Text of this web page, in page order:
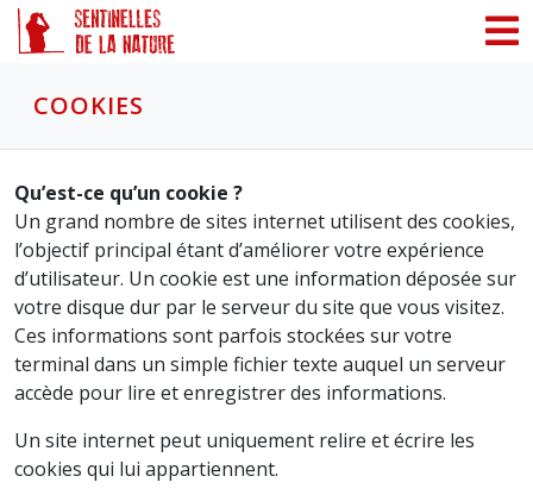
COOKIES
Qu’est-ce qu’un cookie ?
Un grand nombre de sites internet utilisent des cookies,
l’objectif principal étant d’améliorer votre expérience
d’utilisateur. Un cookie est une information déposée sur
votre disque dur par le serveur du site que vous visitez.
Ces informations sont parfois stockées sur votre
terminal dans un simple fichier texte auquel un serveur
accède pour lire et enregistrer des informations.
Un site internet peut uniquement relire et écrire les
cookies qui lui appartiennent.
Panneau de gestion des cookies